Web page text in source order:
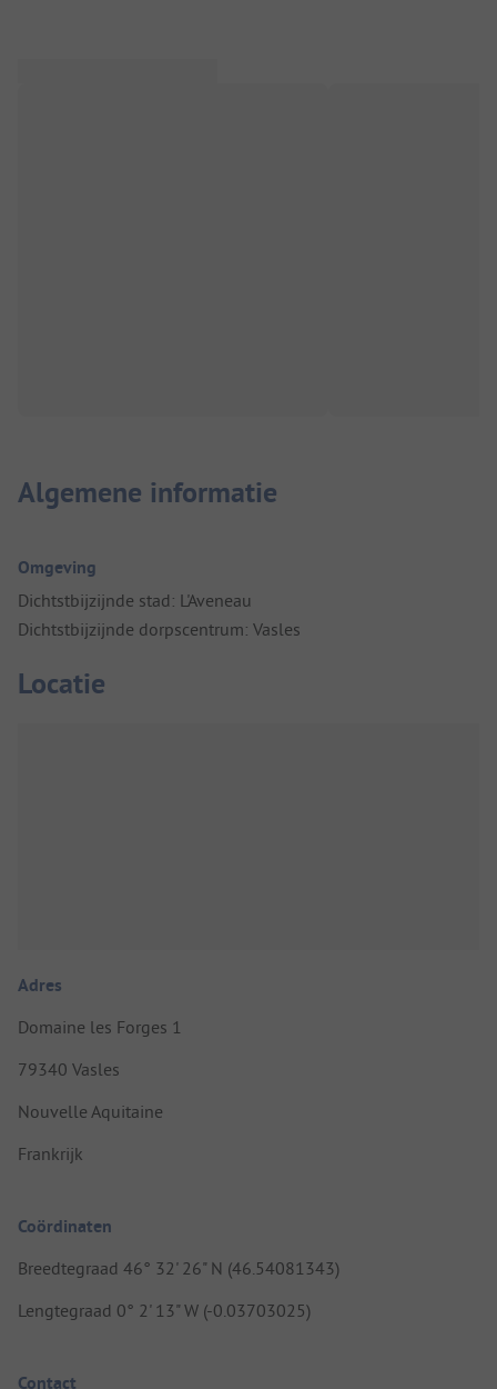
Algemene informatie
Omgeving
Dichtstbijzijnde stad: L'Aveneau
Dichtstbijzijnde dorpscentrum: Vasles
Locatie
Adres
Domaine les Forges 1
79340 Vasles
Nouvelle Aquitaine
Frankrijk
Coördinaten
Breedtegraad 46° 32' 26" N (46.54081343)
Lengtegraad 0° 2' 13" W (-0.03703025)
Contact